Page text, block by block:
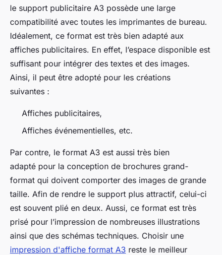
le support publicitaire A3 possède une large
compatibilité avec toutes les imprimantes de bureau.
Idéalement, ce format est très bien adapté aux
affiches publicitaires. En effet, l’espace disponible est
suffisant pour intégrer des textes et des images.
Ainsi, il peut être adopté pour les créations
suivantes :
Affiches publicitaires,
Affiches événementielles, etc.
Par contre, le format A3 est aussi très bien
adapté pour la conception de brochures grand-
format qui doivent comporter des images de grande
taille. Afin de rendre le support plus attractif, celui-ci
est souvent plié en deux. Aussi, ce format est très
prisé pour l’impression de nombreuses illustrations
ainsi que des schémas techniques. Choisir une
impression d'affiche format A3 reste le meilleur